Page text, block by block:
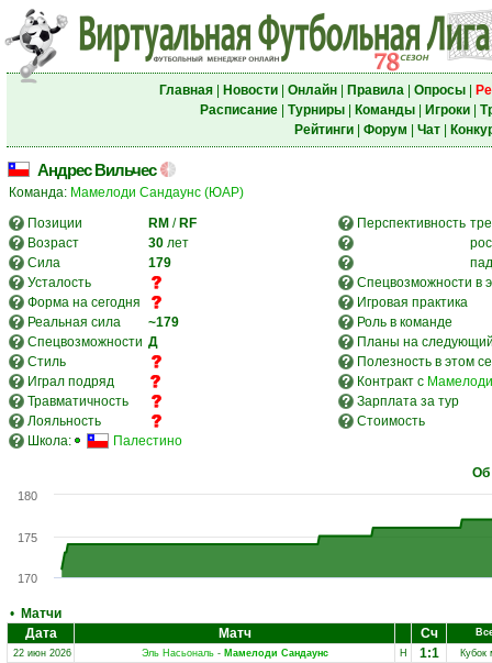
Главная| Новости| Онлайн| Правила| Опросы|
Расписание| Турниры| Команды| Игроки|
Рейтинги| Форум Чат|
Андрес Вильчес
Команда: Мамелоди Сандаунс (ЮАР)
Позиции
RM / RF Перспективность
Возраст
30 лет
Сила
179
Усталость
Спецвозможности в
Форма на сегодня
Игровая практика
Реальная сила
~179
Роль в команде
Спецвозможности Д
Планы на
Стиль
Полезность в этом
Играл подряд
Контракт с
Травматичность
Зарплата за тур
Лояльность
Стоимость
Школа:
Палестино
Об
170
175
180
• Матчи
Дата
Матч Сч
22 июн 2026
Эль Насьональ- Мамелоди Сандаунс Н 1:1
Кубок